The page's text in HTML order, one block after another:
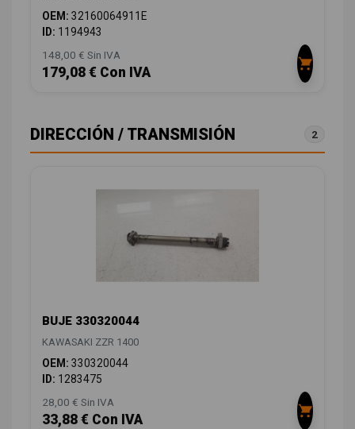
OEM: 32160064911E
ID: 1194943
148,00 € Sin IVA
179,08 € Con IVA
DIRECCIÓN / TRANSMISIÓN 2
BUJE 330320044
KAWASAKI ZZR 1400
OEM: 330320044
ID: 1283475
28,00 € Sin IVA
33,88 € Con IVA